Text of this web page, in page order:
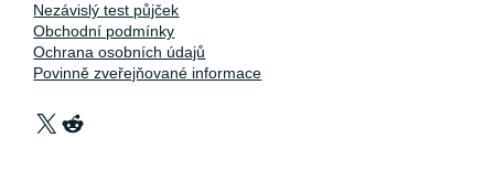
Nezávislý test půjček
Obchodní podmínky
Ochrana osobních údajů
Povinně zveřejňované informace
X Reddit